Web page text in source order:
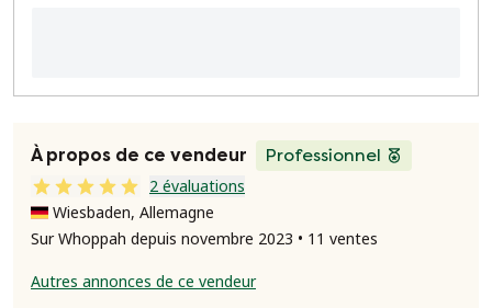
À propos de ce vendeur
Professionnel
2 évaluations
Wiesbaden, Allemagne
Sur Whoppah depuis novembre 2023 • 11 ventes
Autres annonces de ce vendeur